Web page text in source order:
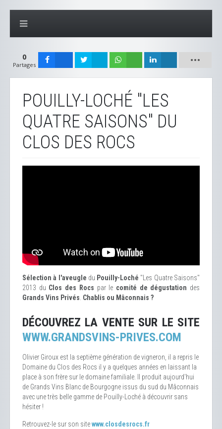
0
Partages
POUILLY-LOCHÉ "LES
QUATRE SAISONS" DU
CLOS DES ROCS
Sélection à l'aveugle du Pouilly-Loché "Les Quatre Saisons"
2013 du Clos des Rocs par le comité de dégustation des
Grands Vins Privés. Chablis ou Mâconnais ?
DÉCOUVREZ LA VENTE SUR LE SITE
WWW.GRANDSVINS-PRIVES.COM
Olivier Giroux est la septième génération de vigneron, il a repris le
Domaine du Clos des Rocs il y a quelques années en laissant la
place à son frère sur le domaine familiale. Il produit aujourd'hui
de Grands Vins Blanc de Bourgogne issus du sud du Mâconnais
avec une très belle gamme de Pouilly-Loché à découvrir sans
hésiter !
Retrouvez-le sur son sitewww.closdesrocs.fr